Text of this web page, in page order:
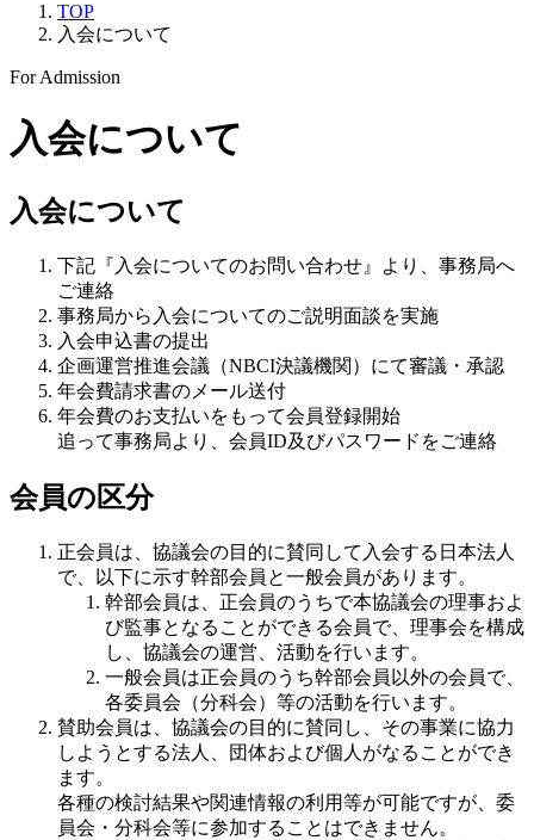
TOP
入会について
For Admission
入会について
入会について
下記『入会についてのお問い合わせ』より、事務局へ
ご連絡
事務局から入会についてのご説明面談を実施
入会申込書の提出
企画運営推進会議（NBCI決議機関）にて審議・承認
年会費請求書のメール送付
年会費のお支払いをもって会員登録開始
追って事務局より、会員ID及びパスワードをご連絡
会員の区分
正会員は、協議会の目的に賛同して入会する日本法人
で、以下に示す幹部会員と一般会員があります。
幹部会員は、正会員のうちで本協議会の理事およ
び監事となることができる会員で、理事会を構成
し、協議会の運営、活動を行います。
一般会員は正会員のうち幹部会員以外の会員で、
各委員会（分科会）等の活動を行います。
賛助会員は、協議会の目的に賛同し、その事業に協力
しようとする法人、団体および個人がなることができ
ます。
各種の検討結果や関連情報の利用等が可能ですが、委
員会・分科会等に参加することはできません。